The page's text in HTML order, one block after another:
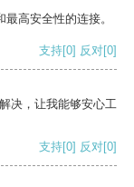
高安全性的连接。
支持[0] 反对[0]
决，让我能够安心工
支持[0] 反对[0]